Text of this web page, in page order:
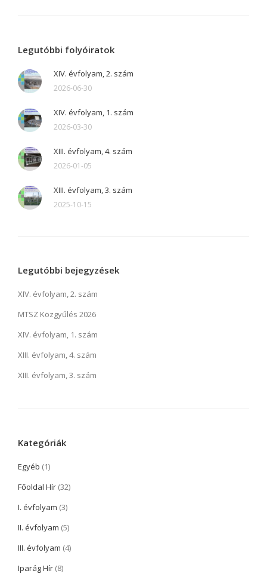
Legutóbbi folyóiratok
XIV. évfolyam, 2. szám
2026-06-30
XIV. évfolyam, 1. szám
2026-03-30
XIII. évfolyam, 4. szám
2026-01-05
XIII. évfolyam, 3. szám
2025-10-15
Legutóbbi bejegyzések
XIV. évfolyam, 2. szám
MTSZ Közgyűlés 2026
XIV. évfolyam, 1. szám
XIII. évfolyam, 4. szám
XIII. évfolyam, 3. szám
Kategóriák
Egyéb (1)
Főoldal Hír (32)
I. évfolyam (3)
II. évfolyam (5)
III. évfolyam (4)
Iparág Hír (8)